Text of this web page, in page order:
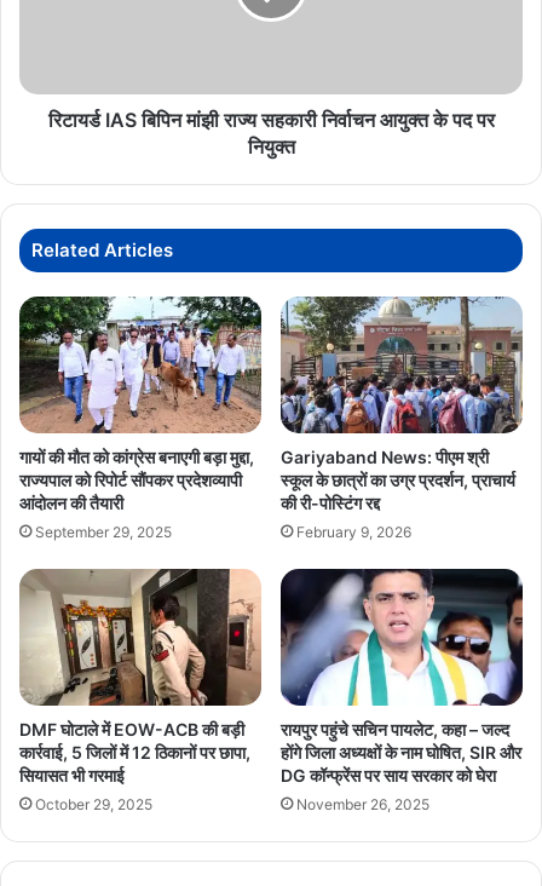
के
रिटायर्ड IAS बिपिन मांझी राज्य सहकारी निर्वाचन आयुक्त के पद पर
नियुक्त
Related Articles
गायों की मौत को कांग्रेस बनाएगी बड़ा मुद्दा,
राज्यपाल को रिपोर्ट सौंपकर प्रदेशव्यापी
आंदोलन की तैयारी
September 29, 2025
Gariyaband News: पीएम श्री
स्कूल के छात्रों का उग्र प्रदर्शन, प्राचार्य
की री-पोस्टिंग रद्द
February 9, 2026
DMF घोटाले में EOW-ACB की बड़ी
कार्रवाई, 5 जिलों में 12 ठिकानों पर छापा,
सियासत भी गरमाई
October 29, 2025
रायपुर पहुंचे सचिन पायलेट, कहा – जल्द
होंगे जिला अध्यक्षों के नाम घोषित, SIR और
DG कॉन्फ्रेंस पर साय सरकार को घेरा
November 26, 2025